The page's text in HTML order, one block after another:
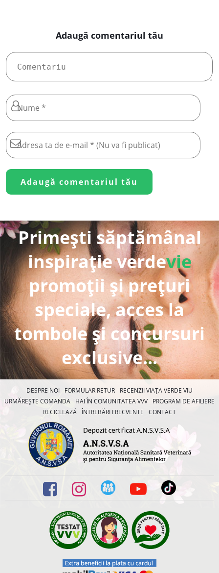
Adaugă comentariul tău
Primești săptămânal
inspirație verdevie
promoții și prețuri
speciale, acces la
tombole și concursuri
exclusive...
DESPRE NOI FORMULAR RETUR
RECENZII VIAȚA VERDE VIU
URMĂREȘTE COMANDA
HAI ÎN COMUNITATEA VVV
PROGRAM DE AFILIERE
RECICLEAZĂ ÎNTREBĂRI FRECVENTE CONTACT